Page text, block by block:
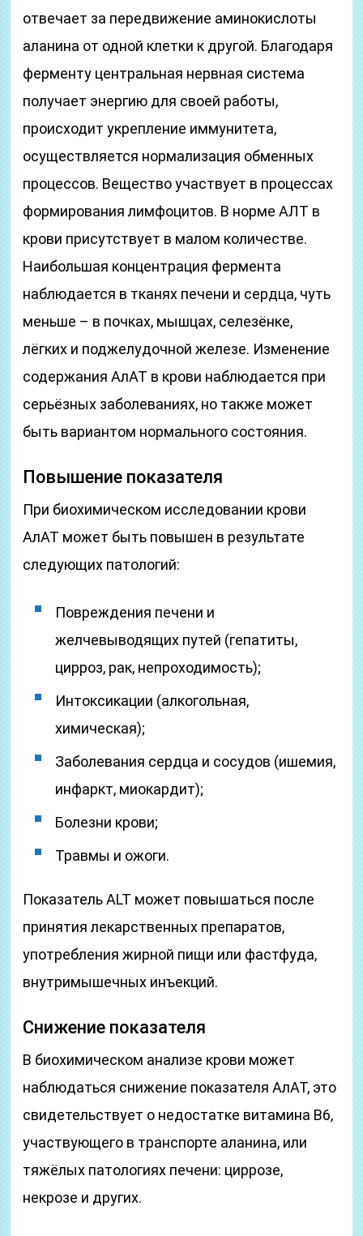
отвечает за передвижение аминокислоты
аланина от одной клетки к другой. Благодаря
ферменту центральная нервная система
получает энергию для своей работы,
происходит укрепление иммунитета,
осуществляется нормализация обменных
процессов. Вещество участвует в процессах
формирования лимфоцитов. В норме АЛТ в
крови присутствует в малом количестве.
Наибольшая концентрация фермента
наблюдается в тканях печени и сердца, чуть
меньше – в почках, мышцах, селезёнке,
лёгких и поджелудочной железе. Изменение
содержания АлАТ в крови наблюдается при
серьёзных заболеваниях, но также может
быть вариантом нормального состояния.
Повышение показателя
При биохимическом исследовании крови
АлАТ может быть повышен в результате
следующих патологий:
Повреждения печени и
желчевыводящих путей (гепатиты,
цирроз, рак, непроходимость);
Интоксикации (алкогольная,
химическая);
Заболевания сердца и сосудов (ишемия,
инфаркт, миокардит);
Болезни крови;
Травмы и ожоги.
Показатель ALT может повышаться после
принятия лекарственных препаратов,
употребления жирной пищи или фастфуда,
внутримышечных инъекций.
Снижение показателя
В биохимическом анализе крови может
наблюдаться снижение показателя АлАТ, это
свидетельствует о недостатке витамина В6,
участвующего в транспорте аланина, или
тяжёлых патологиях печени: циррозе,
некрозе и других.